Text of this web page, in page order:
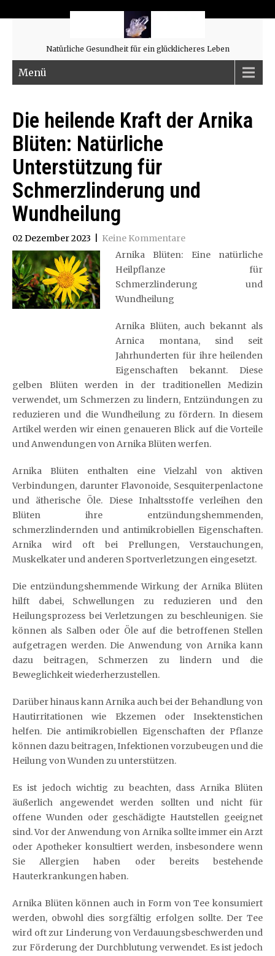
Natürliche Gesundheit für ein glücklicheres Leben
Menü
Die heilende Kraft der Arnika
Blüten: Natürliche
Unterstützung für
Schmerzlinderung und
Wundheilung
02 Dezember 2023
Keine Kommentare
Arnika Blüten: Eine natürliche
Heilpflanze für
Schmerzlinderung und
Wundheilung
Arnika Blüten, auch bekannt als
Arnica montana, sind seit
Jahrhunderten für ihre heilenden
Eigenschaften bekannt. Diese
gelben Blüten werden in der traditionellen Medizin
verwendet, um Schmerzen zu lindern, Entzündungen zu
reduzieren und die Wundheilung zu fördern. In diesem
Artikel werden wir einen genaueren Blick auf die Vorteile
und Anwendungen von Arnika Blüten werfen.
Arnika Blüten enthalten eine Vielzahl von aktiven
Verbindungen, darunter Flavonoide, Sesquiterpenlactone
und ätherische Öle. Diese Inhaltsstoffe verleihen den
Blüten ihre entzündungshemmenden,
schmerzlindernden und antimikrobiellen Eigenschaften.
Arnika wird oft bei Prellungen, Verstauchungen,
Muskelkater und anderen Sportverletzungen eingesetzt.
Die entzündungshemmende Wirkung der Arnika Blüten
hilft dabei, Schwellungen zu reduzieren und den
Heilungsprozess bei Verletzungen zu beschleunigen. Sie
können als Salben oder Öle auf die betroffenen Stellen
aufgetragen werden. Die Anwendung von Arnika kann
dazu beitragen, Schmerzen zu lindern und die
Beweglichkeit wiederherzustellen.
Darüber hinaus kann Arnika auch bei der Behandlung von
Hautirritationen wie Ekzemen oder Insektenstichen
helfen. Die antimikrobiellen Eigenschaften der Pflanze
können dazu beitragen, Infektionen vorzubeugen und die
Heilung von Wunden zu unterstützen.
Es ist jedoch wichtig zu beachten, dass Arnika Blüten
äußerlich angewendet werden sollten und nicht für
offene Wunden oder geschädigte Hautstellen geeignet
sind. Vor der Anwendung von Arnika sollte immer ein Arzt
oder Apotheker konsultiert werden, insbesondere wenn
Sie Allergien haben oder bereits bestehende
Hauterkrankungen haben.
Arnika Blüten können auch in Form von Tee konsumiert
werden, obwohl dies sorgfältig erfolgen sollte. Der Tee
wird oft zur Linderung von Verdauungsbeschwerden und
zur Förderung der Durchblutung verwendet. Es ist jedoch